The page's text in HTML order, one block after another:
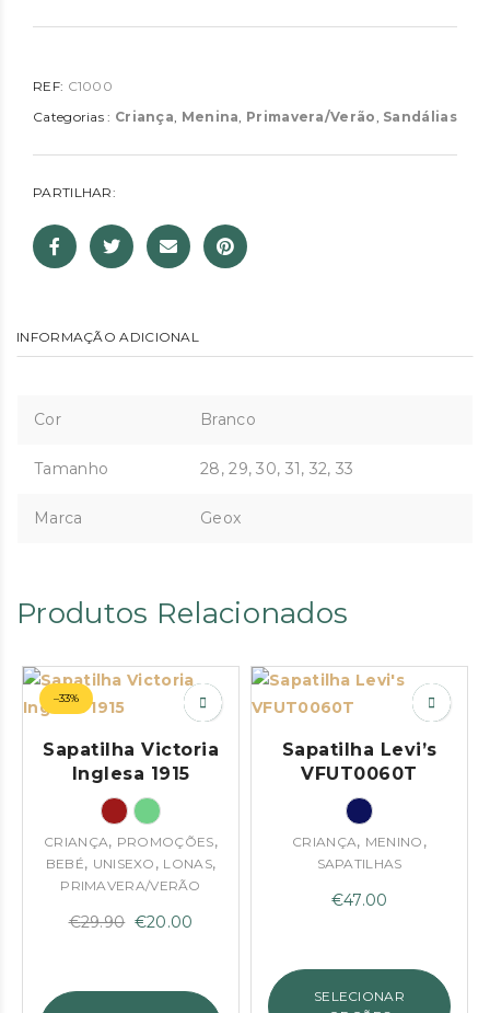
REF: C1000
Categorias : Criança, Menina, Primavera/Verão, Sandálias
PARTILHAR:
INFORMAÇÃO ADICIONAL
Cor Branco
Tamanho 28, 29, 30, 31, 32, 33
Marca Geox
Produtos Relacionados
–33%
Sapatilha Victoria
Inglesa 1915
CRIANÇA, PROMOÇÕES,
BEBÉ, UNISEXO , LONAS,
PRIMAVERA/VERÃO
€29.90 O
€20.00
é:
Sapatilha Levi’s
VFUT0060T
CRIANÇA, MENINO ,
SAPATILHAS
€47.00
SELECIONAR